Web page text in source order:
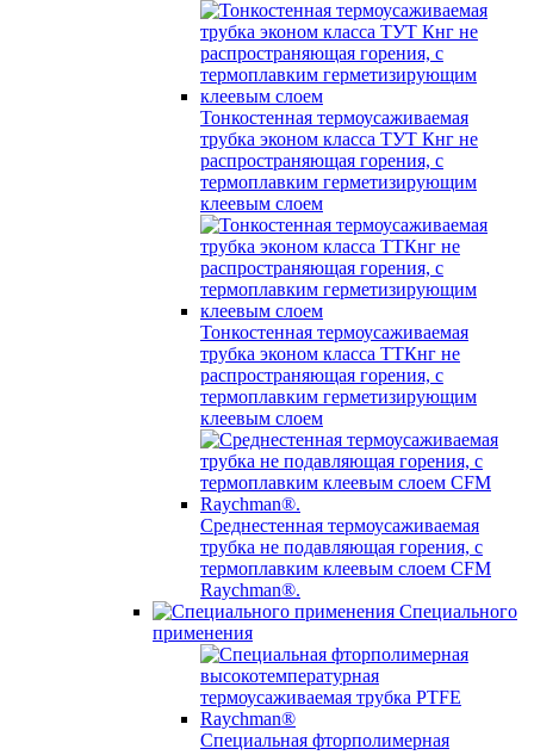
Тонкостенная термоусаживаемая
трубка эконом класса ТУТ Кнг не
распространяющая горения, с
термоплавким герметизирующим
клеевым слоем
Тонкостенная термоусаживаемая
трубка эконом класса ТТКнг не
распространяющая горения, с
термоплавким герметизирующим
клеевым слоем
Среднестенная термоусаживаемая
трубка не подавляющая горения, с
термоплавким клеевым слоем CFM
Raychman®.
Специального
применения
Специальная фторполимерная